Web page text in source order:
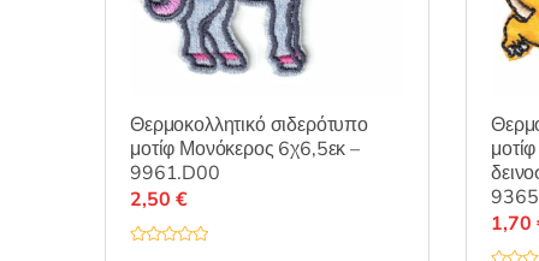
Θερμοκολλητικό σιδερότυπο
μοτίφ Μονόκερος 6χ6,5εκ –
9961.D00
2,50 €
1,70